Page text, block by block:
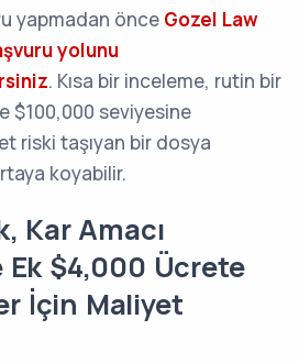
yapmadan önce Gozel Law
yolunu
. Kısa bir inceleme, rutin bir
$100,000 seviyesine
riski taşıyan bir dosya
koyabilir.
Kar Amacı
Ek $4,000 Ücrete
İçin Maliyet